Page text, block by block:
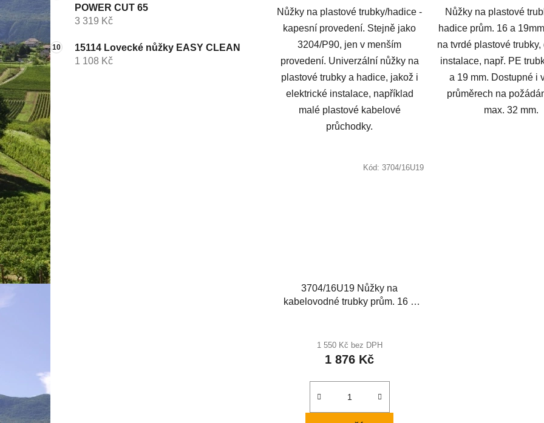
POWER CUT 65
3 319 Kč
15114 Lovecké nůžky EASY CLEAN
1 108 Kč
Nůžky na plastové trubky/hadice -
kapesní provedení. Stejně jako
3204/P90, jen v menším
provedení. Univerzální nůžky na
plastové trubky a hadice, jakož i
elektrické instalace, například
malé plastové kabelové
průchodky.
Nůžky na plastové
hadice prům. 16 a
na tvrdé plastové
instalace, např. PE
a 19 mm. Dostupné i
průměrech na
max. 32 mm.
3704/16U19 Nůžky na
kabelovodné trubky prům. 16 a
1 550 Kč bez DPH
1 876 Kč
Kód: 3704/16U19